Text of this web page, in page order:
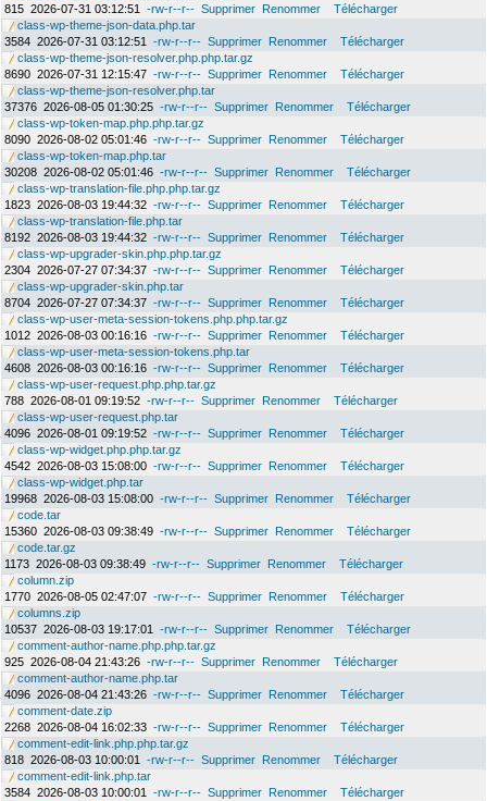
815 2026-07-31 03:12:51 -rw-r--r-- Supprimer Renommer
Télécharger
class-wp-theme-json-data.php.tar
3584 2026-07-31 03:12:51 -rw-r--r-- Supprimer Renommer
Télécharger
class-wp-theme-json-resolver.php.php.tar.gz
8690 2026-07-31 12:15:47 -rw-r--r-- Supprimer Renommer
Télécharger
class-wp-theme-json-resolver.php.tar
37376 2026-08-05 01:30:25 -rw-r--r-- Supprimer Renommer
Télécharger
class-wp-token-map.php.php.tar.gz
8090 2026-08-02 05:01:46 -rw-r--r-- Supprimer Renommer
Télécharger
class-wp-token-map.php.tar
30208 2026-08-02 05:01:46 -rw-r--r-- Supprimer Renommer
Télécharger
class-wp-translation-file.php.php.tar.gz
1823 2026-08-03 19:44:32 -rw-r--r-- Supprimer Renommer
Télécharger
class-wp-translation-file.php.tar
8192 2026-08-03 19:44:32 -rw-r--r-- Supprimer Renommer
Télécharger
class-wp-upgrader-skin.php.php.tar.gz
2304 2026-07-27 07:34:37 -rw-r--r-- Supprimer Renommer
Télécharger
class-wp-upgrader-skin.php.tar
8704 2026-07-27 07:34:37 -rw-r--r-- Supprimer Renommer
Télécharger
class-wp-user-meta-session-tokens.php.php.tar.gz
1012 2026-08-03 00:16:16 -rw-r--r-- Supprimer Renommer
Télécharger
class-wp-user-meta-session-tokens.php.tar
4608 2026-08-03 00:16:16 -rw-r--r-- Supprimer Renommer
Télécharger
class-wp-user-request.php.php.tar.gz
788 2026-08-01 09:19:52 -rw-r--r-- Supprimer Renommer
Télécharger
class-wp-user-request.php.tar
4096 2026-08-01 09:19:52 -rw-r--r-- Supprimer Renommer
Télécharger
class-wp-widget.php.php.tar.gz
4542 2026-08-03 15:08:00 -rw-r--r-- Supprimer Renommer
Télécharger
class-wp-widget.php.tar
19968 2026-08-03 15:08:00 -rw-r--r-- Supprimer Renommer
Télécharger
code.tar
15360 2026-08-03 09:38:49 -rw-r--r-- Supprimer Renommer
Télécharger
code.tar.gz
1173 2026-08-03 09:38:49 -rw-r--r-- Supprimer Renommer
Télécharger
column.zip
1770 2026-08-05 02:47:07 -rw-r--r-- Supprimer Renommer
Télécharger
columns.zip
10537 2026-08-03 19:17:01 -rw-r--r-- Supprimer Renommer
Télécharger
comment-author-name.php.php.tar.gz
925 2026-08-04 21:43:26 -rw-r--r-- Supprimer Renommer
Télécharger
comment-author-name.php.tar
4096 2026-08-04 21:43:26 -rw-r--r-- Supprimer Renommer
Télécharger
comment-date.zip
2268 2026-08-04 16:02:33 -rw-r--r-- Supprimer Renommer
Télécharger
comment-edit-link.php.php.tar.gz
818 2026-08-03 10:00:01 -rw-r--r-- Supprimer Renommer
Télécharger
comment-edit-link.php.tar
3584 2026-08-03 10:00:01 -rw-r--r-- Supprimer Renommer
Télécharger